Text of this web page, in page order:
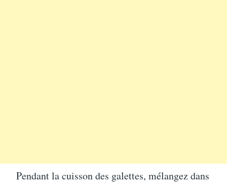
Pendant la cuisson des galettes, mélangez dans